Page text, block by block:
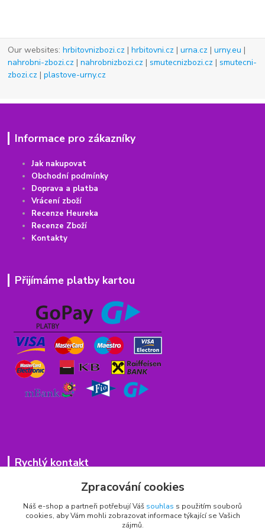
Our websites:hrbitovnizbozi.cz |hrbitovni.cz |urna.cz |urny.eu |
nahrobni-zbozi.cz |nahrobnizbozi.cz |smutecnizbozi.cz |smutecni-
zbozi.cz |plastove-urny.cz
Informace pro zákazníky
Jak nakupovat
Obchodní podmínky
Doprava a platba
Vrácení zboží
Recenze Heureka
Recenze Zboží
Kontakty
Přijímáme platby kartou
Rychlý kontakt
Po - Pá 9,00 - 15,00 hod.
obchod(zavináč)hrbitovnizbozi.cz
Zpracování cookies
Náš e-shop a partneři potřebují Váš souhlas s použitím souborů
cookies, aby Vám mohli zobrazovat informace týkající se Vašich
zájmů.